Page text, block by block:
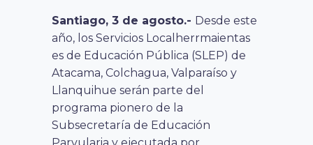
Santiago, 3 de agosto.- Desde este
año, los Servicios Localherrmaientas
es de Educación Pública (SLEP) de
Atacama, Colchagua, Valparaíso y
Llanquihue serán parte del
programa pionero de la
Subsecretaría de Educación